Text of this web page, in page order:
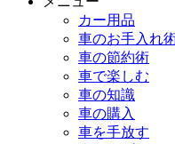
カー用品
車のお手入れ
車の節約術
車で楽しむ
車の知識
車の購入
車を手放す